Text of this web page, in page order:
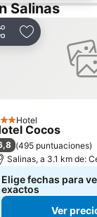
Salinas
Agregar a
Hotel
Cocos
(495 puntuaciones)
Salinas, a 3.1 km de:
Elige fechas para
exactos
Ver